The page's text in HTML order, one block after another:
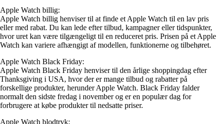
Apple Watch billig:
Apple Watch billig henviser til at finde et Apple Watch til en lav pris
eller med rabat. Du kan lede efter tilbud, kampagner eller tidspunkter,
hvor uret kan være tilgængeligt til en reduceret pris. Prisen på et Apple
Watch kan variere afhængigt af modellen, funktionerne og tilbehøret.
Apple Watch Black Friday:
Apple Watch Black Friday henviser til den årlige shoppingdag efter
Thanksgiving i USA, hvor der er mange tilbud og rabatter på
forskellige produkter, herunder Apple Watch. Black Friday falder
normalt den sidste fredag i november og er en populær dag for
forbrugere at købe produkter til nedsatte priser.
Apple Watch blodtryk: